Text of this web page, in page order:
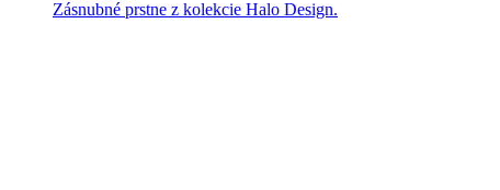
Zásnubné prstne z kolekcie Halo Design.